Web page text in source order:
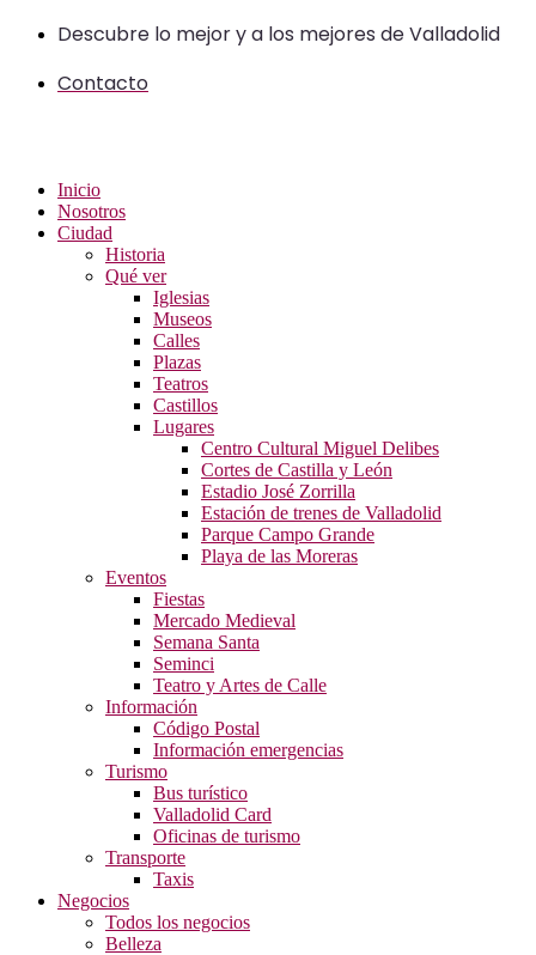
Descubre lo mejor y a los mejores de Valladolid
Contacto
Inicio
Nosotros
Ciudad
Historia
Qué ver
Iglesias
Museos
Calles
Plazas
Teatros
Castillos
Lugares
Centro Cultural Miguel Delibes
Cortes de Castilla y León
Estadio José Zorrilla
Estación de trenes de Valladolid
Parque Campo Grande
Playa de las Moreras
Eventos
Fiestas
Mercado Medieval
Semana Santa
Seminci
Teatro y Artes de Calle
Información
Código Postal
Información emergencias
Turismo
Bus turístico
Valladolid Card
Oficinas de turismo
Transporte
Taxis
Negocios
Todos los negocios
Belleza